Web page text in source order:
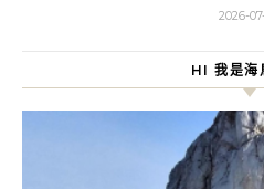
2026-
HI 我是海